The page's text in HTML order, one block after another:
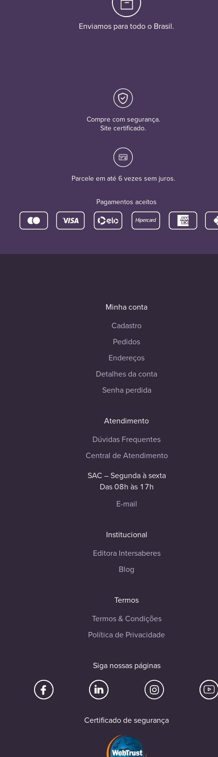
Enviamos para todo o Brasil.
Compre com segurança.
Site certificado.
Parcele em até 6 vezes sem juros.
Pagamentos aceitos
Minha conta
Cadastro
Pedidos
Endereços
Detalhes da conta
Senha perdida
Atendimento
Dúvidas Frequentes
Central de Atendimento
SAC – Segunda à sexta
Das 08h às 17h
E-mail
Institucional
Editora Intersaberes
Blog
Termos
Termos & Condições
Política de Privacidade
Siga nossas páginas
Certificado de segurança